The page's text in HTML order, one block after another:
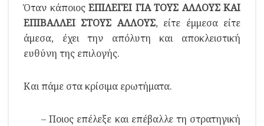
Όταν κάποιος ΕΠΙΛΕΓΕΙ ΓΙΑ ΤΟΥΣ ΑΛΛΟΥΣ ΚΑΙ
ΕΠΙΒΑΛΛΕΙ ΣΤΟΥΣ ΑΛΛΟΥΣ, είτε έμμεσα είτε
άμεσα, έχει την απόλυτη και αποκλειστική
ευθύνη της επιλογής.
Και πάμε στα κρίσιμα ερωτήματα.
– Ποιος επέλεξε και επέβαλλε τη στρατηγική